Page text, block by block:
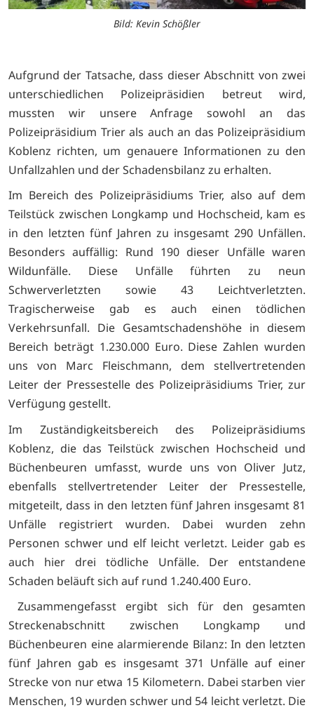
Bild: Kevin Schößler
Aufgrund der Tatsache, dass dieser Abschnitt von zwei
unterschiedlichen Polizeipräsidien betreut wird,
mussten wir unsere Anfrage sowohl an das
Polizeipräsidium Trier als auch an das Polizeipräsidium
Koblenz richten, um genauere Informationen zu den
Unfallzahlen und der Schadensbilanz zu erhalten.
Im Bereich des Polizeipräsidiums Trier, also auf dem
Teilstück zwischen Longkamp und Hochscheid, kam es
in den letzten fünf Jahren zu insgesamt 290 Unfällen.
Besonders auffällig: Rund 190 dieser Unfälle waren
Wildunfälle. Diese Unfälle führten zu neun
Schwerverletzten sowie 43 Leichtverletzten.
Tragischerweise gab es auch einen tödlichen
Verkehrsunfall. Die Gesamtschadenshöhe in diesem
Bereich beträgt 1.230.000 Euro. Diese Zahlen wurden
uns von Marc Fleischmann, dem stellvertretenden
Leiter der Pressestelle des Polizeipräsidiums Trier, zur
Verfügung gestellt.
Im Zuständigkeitsbereich des Polizeipräsidiums
Koblenz, die das Teilstück zwischen Hochscheid und
Büchenbeuren umfasst, wurde uns von Oliver Jutz,
ebenfalls stellvertretender Leiter der Pressestelle,
mitgeteilt, dass in den letzten fünf Jahren insgesamt 81
Unfälle registriert wurden. Dabei wurden zehn
Personen schwer und elf leicht verletzt. Leider gab es
auch hier drei tödliche Unfälle. Der entstandene
Schaden beläuft sich auf rund 1.240.400 Euro.
Zusammengefasst ergibt sich für den gesamten
Streckenabschnitt zwischen Longkamp und
Büchenbeuren eine alarmierende Bilanz: In den letzten
fünf Jahren gab es insgesamt 371 Unfälle auf einer
Strecke von nur etwa 15 Kilometern. Dabei starben vier
Menschen, 19 wurden schwer und 54 leicht verletzt. Die